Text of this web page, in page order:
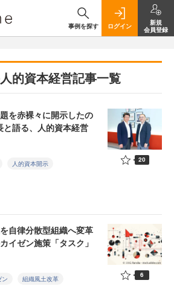
事例を探す ログイン
新規
会員登録
的資本経営記事一覧
を赤裸々に開示したの
語る、人的資本経営
人的資本開示 20
自律分散型組織へ変革
イゼン施策「タスク」
ン 組織風土改革 6